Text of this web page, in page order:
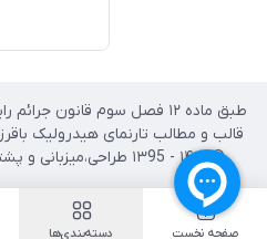
طبق ماده ۱۲ فصل سوم قانون
قالب و مطالب تارنمای هیدرولیک
© ۱۴۰۲ - ۱۳95 طراحی،‌میزبانی و پشتیبانی توسط
صفحه نخست دسته‌بندی‌ها